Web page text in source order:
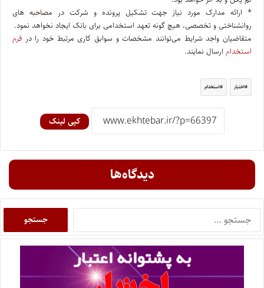
* ارائه مدارک مورد نیاز جهت تشکیل پرونده و شرکت در مصاحبه های
روانشناختی و تخصصی، هیچ گونه تعهد استخدامی برای بانک ایجاد نخواهد نمود.
متقاضیان واجد شرایط می‌توانند مشخصات و سوابق کاری مرتبط خود را در فرم
استخدام ارسال نمایند.
اختبار استخدام
کپی لینک
دیدگاه‌ها